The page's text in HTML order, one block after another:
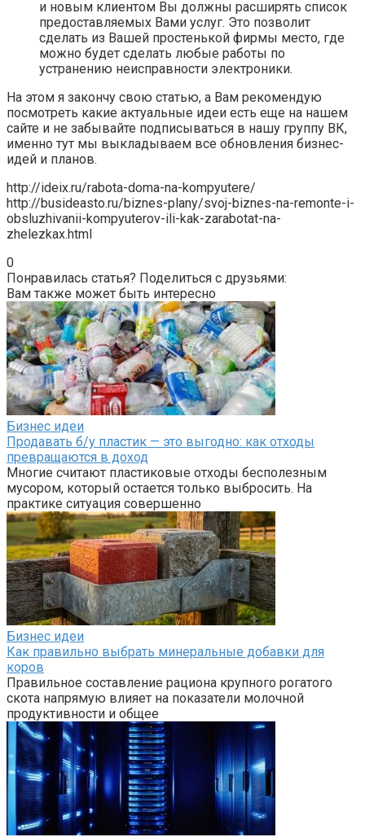
и новым клиентом Вы должны расширять список
предоставляемых Вами услуг. Это позволит
сделать из Вашей простенькой фирмы место, где
можно будет сделать любые работы по
устранению неисправности электроники.
На этом я закончу свою статью, а Вам рекомендую
посмотреть какие актуальные идеи есть еще на нашем
сайте и не забывайте подписываться в нашу группу ВК,
именно тут мы выкладываем все обновления бизнес-
идей и планов.
http://ideix.ru/rabota-doma-na-kompyutere/
http://busideasto.ru/biznes-plany/svoj-biznes-na-remonte-i-
obsluzhivanii-kompyuterov-ili-kak-zarabotat-na-
zhelezkax.html
0
Понравилась статья? Поделиться с друзьями:
Вам также может быть интересно
Бизнес идеи
Продавать б/у пластик — это выгодно: как отходы
превращаются в доход
Многие считают пластиковые отходы бесполезным
мусором, который остается только выбросить. На
практике ситуация совершенно
Бизнес идеи
Как правильно выбрать минеральные добавки для
коров
Правильное составление рациона крупного рогатого
скота напрямую влияет на показатели молочной
продуктивности и общее